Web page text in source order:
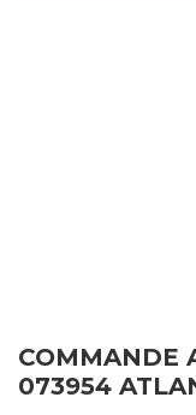
COMMANDE
073954